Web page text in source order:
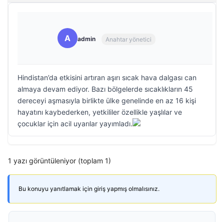
A admin Anahtar yönetici
Hindistan’da etkisini artıran aşırı sıcak hava dalgası can
almaya devam ediyor. Bazı bölgelerde sıcaklıkların 45
dereceyi aşmasıyla birlikte ülke genelinde en az 16 kişi
hayatını kaybederken, yetkililer özellikle yaşlılar ve
çocuklar için acil uyarılar yayımladı.
1 yazı görüntüleniyor (toplam 1)
Bu konuyu yanıtlamak için giriş yapmış olmalısınız.